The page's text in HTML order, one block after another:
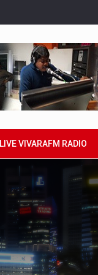
LIVE VIVARAFM RADIO